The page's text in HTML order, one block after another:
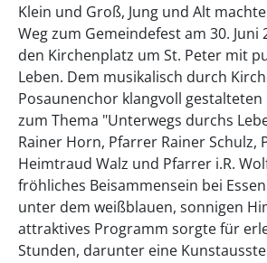
Klein und Groß, Jung und Alt
Weg zum Gemeindefest am 30.
den Kirchenplatz um St. Peter mit
Leben. Dem musikalisch durch
Posaunenchor klangvoll
zum Thema "Unterwegs durchs
Rainer Horn, Pfarrer Rainer Schulz,
Heimtraud Walz und Pfarrer i.R.
fröhliches Beisammensein bei
unter dem weißblauen, sonnigen
attraktives Programm sorgte für
Stunden, darunter eine